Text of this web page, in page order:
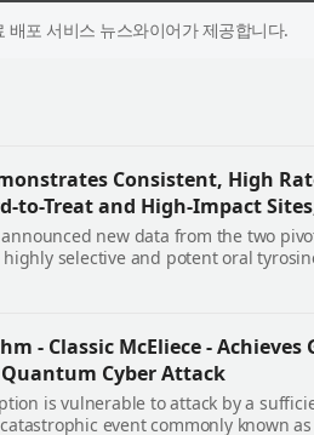
배포 서비스 뉴스와이어가 제공합니다.
Consistent, High
to-Treat and High-Impact
) announced new data from the two
selective and potent oral
psoriasi...
- Classic McEliece -
Cyber Attack
is vulnerable to attack by a
event commonly known